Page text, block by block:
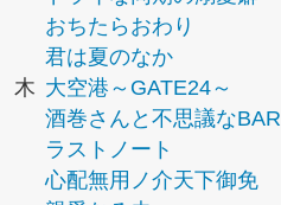
おちたらおわり
君は夏のなか
木 大空港～GATE24～
酒巻さんと不思議なBAR
ラストノート
心配無用ノ介天下御免